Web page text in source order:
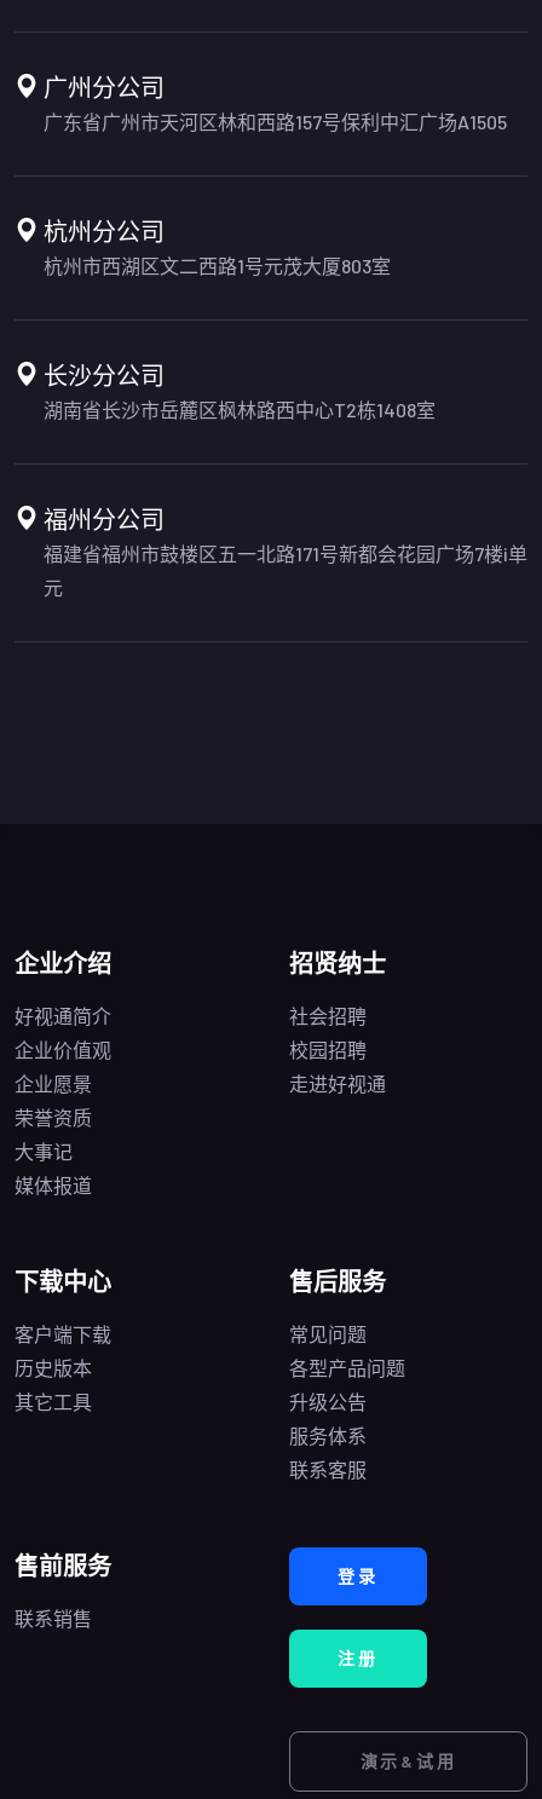
广州分公司
广东省广州市天河区林和西路157号保利中汇广场A1505
杭州分公司
杭州市西湖区文二西路1号元茂大厦803室
长沙分公司
湖南省长沙市岳麓区枫林路西中心T2栋1408室
福州分公司
福建省福州市鼓楼区五一北路171号新都会花园广场7楼i单
元
企业介绍
好视通简介
企业价值观
企业愿景
荣誉资质
大事记
媒体报道
招贤纳士
社会招聘
校园招聘
走进好视通
下载中心
客户端下载
历史版本
其它工具
售后服务
常见问题
各型产品问题
升级公告
服务体系
联系客服
售前服务
联系销售
登录
注册
演示&试用